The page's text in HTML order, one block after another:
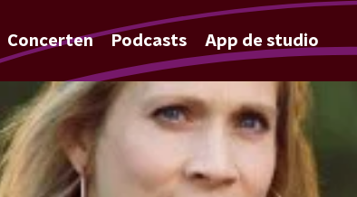
Concerten Podcasts App de studio